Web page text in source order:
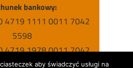
bankowy:
4719 1111 0011 7042
5598
4719 1978 0011 7042
5631aby świadczyć usługi na